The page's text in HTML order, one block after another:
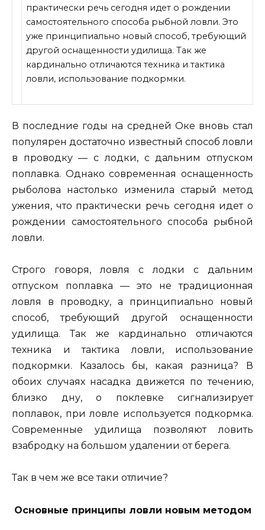
практически речь сегодня идет о рождении
самостоятельного способа рыбной ловли. Это
уже принципиально новый способ, требующий
другой оснащенности удилища. Так же
кардинально отличаются техника и тактика
ловли, использование подкормки.
В последние годы на средней Оке вновь стал
популярен достаточно известный способ ловли
в проводку — с лодки, с дальним отпуском
поплавка. Однако современная оснащенность
рыболова настолько изменила старый метод
ужения, что практически речь сегодня идет о
рождении самостоятельного способа рыбной
ловли.
Строго говоря, ловля с лодки с дальним
отпуском поплавка — это не традиционная
ловля в проводку, а принципиально новый
способ, требующий другой оснащенности
удилища. Так же кардинально отличаются
техника и тактика ловли, использование
подкормки. Казалось бы, какая разница? В
обоих случаях насадка движется по течению,
близко дну, о поклевке сигнализирует
поплавок, при ловле используется подкормка.
Современные удилища позволяют ловить
взабродку на большом удалении от берега.
Так в чем же все таки отличие?
Основные принципы ловли новым методом